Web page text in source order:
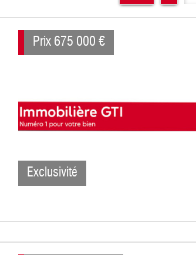
Exclusivité
Prix 675 000 €